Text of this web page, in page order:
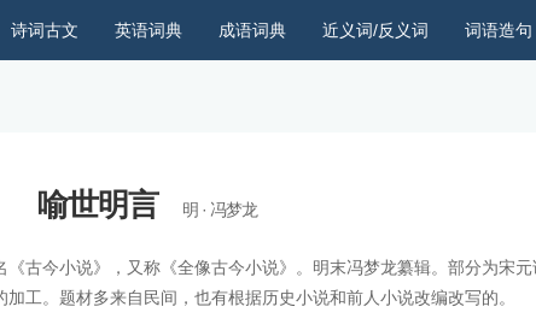
词语造句
近义词/反义词
成语词典
英语词典
诗词古文
喻世明言 明 · 冯梦龙
《古今小说》，又称《全像古今小说》。明末冯梦龙纂辑。部分为宋元
工。题材多来自民间，也有根据历史小说和前人小说改编改写的。